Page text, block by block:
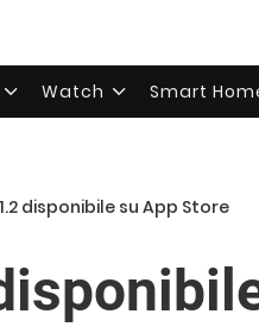
Watch Smart
disponibile su App Store